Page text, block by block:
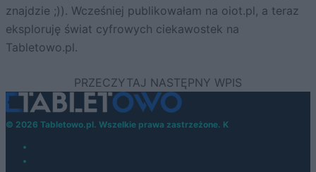
znajdzie ;)). Wcześniej publikowałam na oiot.pl, a teraz
eksploruję świat cyfrowych ciekawostek na
Tabletowo.pl.
© 2026 Tabletowo.pl. Wszelkie prawa zastrzeżone. K